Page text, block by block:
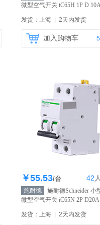
微型空气开关 iC65H 1P D 10A
发货：上海 | 2天内发货
加入购物车 5
库存367个
￥55.53/台 42 人
施耐德
施耐德Schneider 小
微型空气开关 iC65N 2P D20A
发货：上海 | 2天内发货